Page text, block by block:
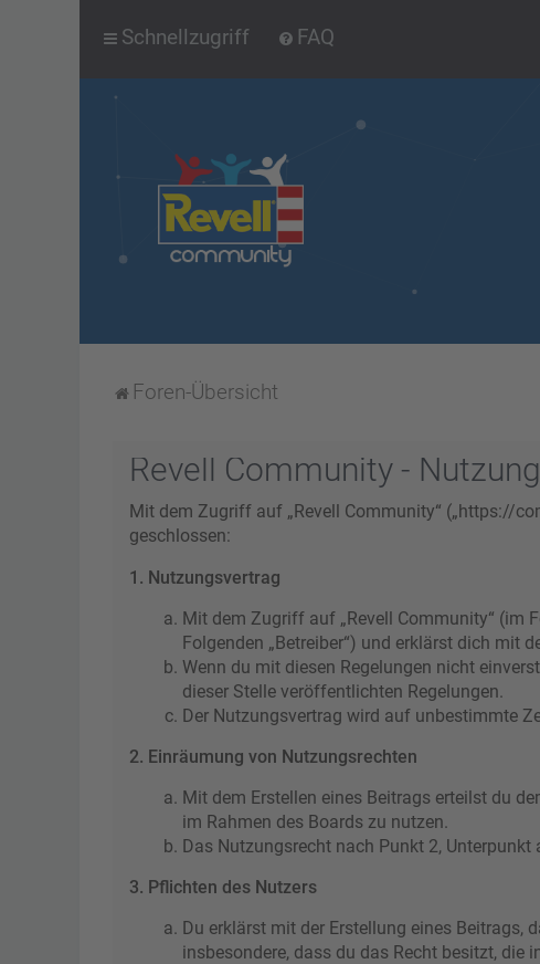
Schnellzugriff FAQ
Foren-Übersicht
Revell Community -
Mit dem Zugriff auf „Revell Community“ („https://
geschlossen:
1. Nutzungsvertrag
Mit dem Zugriff auf „Revell Community“ (im
Folgenden „Betreiber“) und erklärst dich mit
Wenn du mit diesen Regelungen nicht
dieser Stelle veröffentlichten Regelungen.
Der Nutzungsvertrag wird auf unbestimmte
2. Einräumung von Nutzungsrechten
Mit dem Erstellen eines Beitrags erteilst du
im Rahmen des Boards zu nutzen.
Das Nutzungsrecht nach Punkt 2,
3. Pflichten des Nutzers
Du erklärst mit der Erstellung eines Beitrags,
insbesondere, dass du das Recht besitzt, die